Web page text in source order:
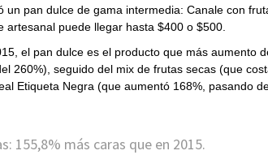
un pan dulce de gama intermedia: Canale con
artesanal puede llegar hasta $400 o $500.
el pan dulce es el producto que más aumento
260%), seguido del mix de frutas secas (que
Etiqueta Negra (que aumentó 168%, pasando
155,8% más caras que en 2015.